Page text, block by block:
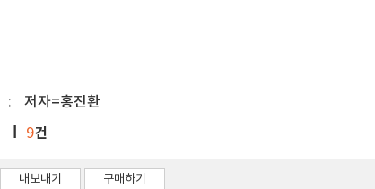
저자=홍진환
9건
내보내기 구매하기